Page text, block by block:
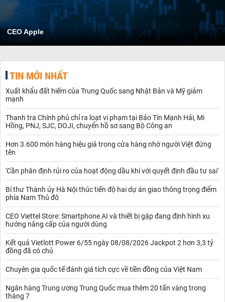
CEO Apple
TIN MỚI NHẤT
Xuất khẩu đất hiếm của Trung Quốc sang Nhật Bản và Mỹ giảm
mạnh
Thanh tra Chính phủ chỉ ra loạt vi phạm tại Bảo Tín Mạnh Hải, Mi
Hồng, PNJ, SJC, DOJI, chuyển hồ sơ sang Bộ Công an
Hơn 3.600 món hàng hiệu giả trong cửa hàng nhờ người Việt đứng
tên
'Cần phân định rủi ro của hoạt động dầu khí với quyết định đầu tư sai'
Bí thư Thành ủy Hà Nội thúc tiến độ hai dự án giao thông trọng điểm
phía Nam Thủ đô
CEO Viettel Store: Smartphone AI và thiết bị gập đang định hình xu
hướng nâng cấp của người dùng
Kết quả Vietlott Power 6/55 ngày 08/08/2026 Jackpot 2 hơn 3,3 tỷ
đồng đã có chủ
Chuyên gia quốc tế đánh giá tích cực về tiền đồng của Việt Nam
Ngân hàng Trung ương Trung Quốc mua thêm 20 tấn vàng trong
tháng 7